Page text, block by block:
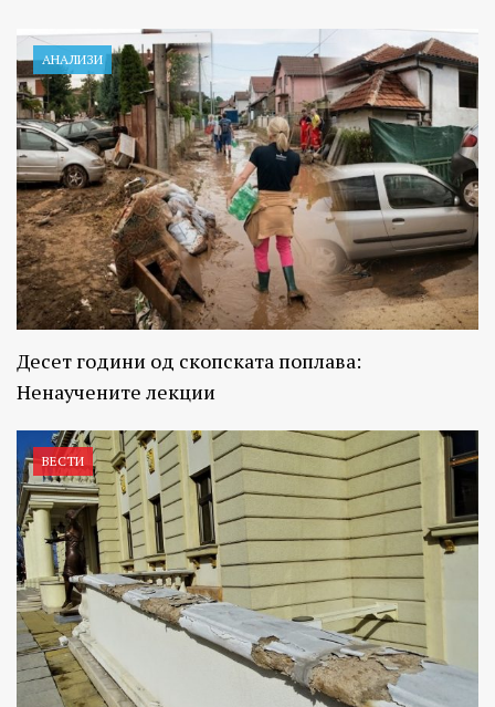
АНАЛИЗИ
Десет години од скопската поплава:
Ненаучените лекции
ВЕСТИ